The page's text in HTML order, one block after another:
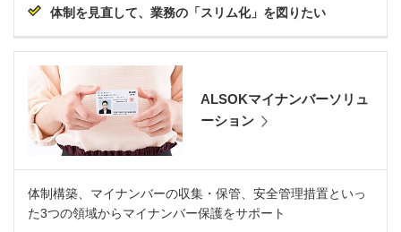
体制を見直して、業務の「スリム化」を図りたい
ALSOKマイナンバーソリュ
ーション
体制構築、マイナンバーの収集・保管、安全管理措置といっ
た3つの領域からマイナンバー保護をサポート